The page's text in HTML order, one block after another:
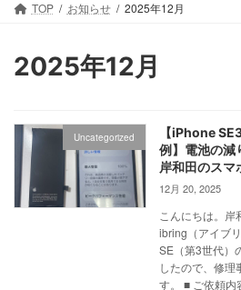
TOP お知らせ 2025年12月
2025年12月
Uncategorized
【iPhone
例】電池の減
岸和田のス
12月 20, 2025
こんにちは。
ibring（アイブ
SE（第3世代）
したので、修理
す。 ■ ご依頼